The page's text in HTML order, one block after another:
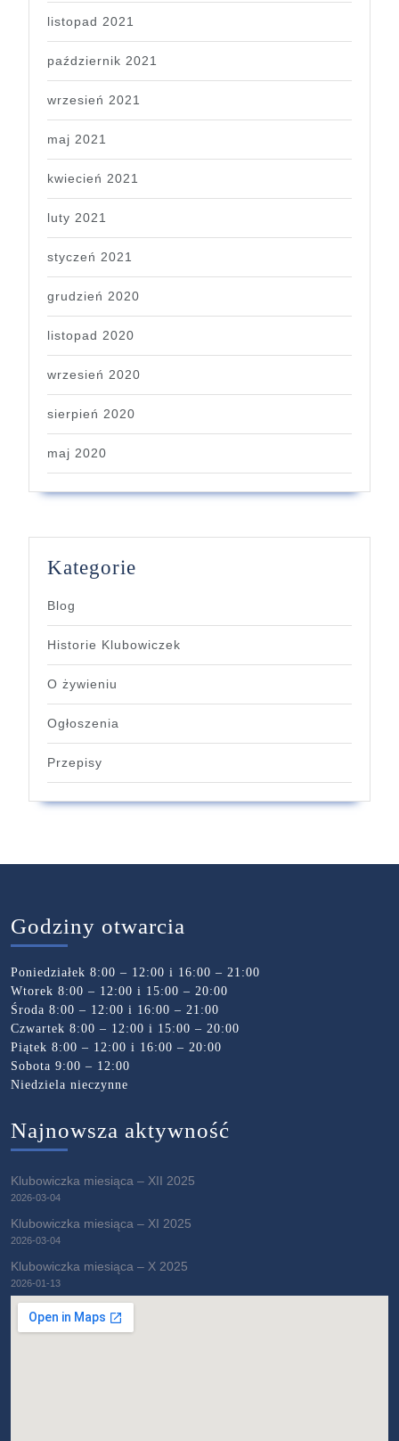
listopad 2021
październik 2021
wrzesień 2021
maj 2021
kwiecień 2021
luty 2021
styczeń 2021
grudzień 2020
listopad 2020
wrzesień 2020
sierpień 2020
maj 2020
Kategorie
Blog
Historie Klubowiczek
O żywieniu
Ogłoszenia
Przepisy
Godziny otwarcia
Poniedziałek 8:00 – 12:00 i 16:00 – 21:00
Wtorek 8:00 – 12:00 i 15:00 – 20:00
Środa 8:00 – 12:00 i 16:00 – 21:00
Czwartek 8:00 – 12:00 i 15:00 – 20:00
Piątek 8:00 – 12:00 i 16:00 – 20:00
Sobota 9:00 – 12:00
Niedziela nieczynne
Najnowsza aktywność
Klubowiczka miesiąca – XII 2025
2026-03-04
Klubowiczka miesiąca – XI 2025
2026-03-04
Klubowiczka miesiąca – X 2025
2026-01-13